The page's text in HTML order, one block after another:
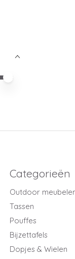
Categorieën
Outdoor
Tassen
Pouffes
Bijzettafels
Dopjes & Wielen